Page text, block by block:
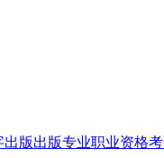
出版出版专业职业资格